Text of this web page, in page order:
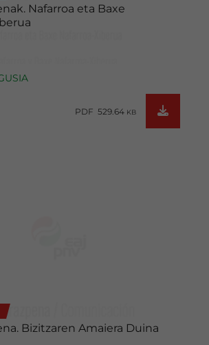
Nafarroa eta Baxe
PDF 529.64 KB
Bizitzaren Amaiera Duina